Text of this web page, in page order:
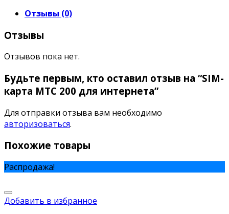
Отзывы (0)
Отзывы
Отзывов пока нет.
Будьте первым, кто оставил отзыв на “SIM-
карта МТС 200 для интернета”
Для отправки отзыва вам необходимо
авторизоваться.
Похожие товары
Распродажа!
Добавить в избранное